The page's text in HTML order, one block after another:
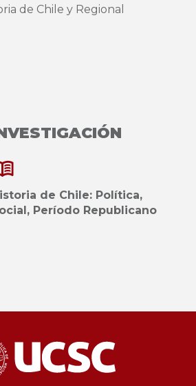
de Chile y Regional
de Chile: Política,
Período Republicano